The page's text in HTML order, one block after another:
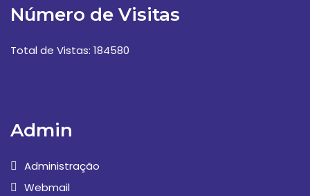
Número de Visitas
Total de Vistas: 184580
Admin
Administração
Webmail